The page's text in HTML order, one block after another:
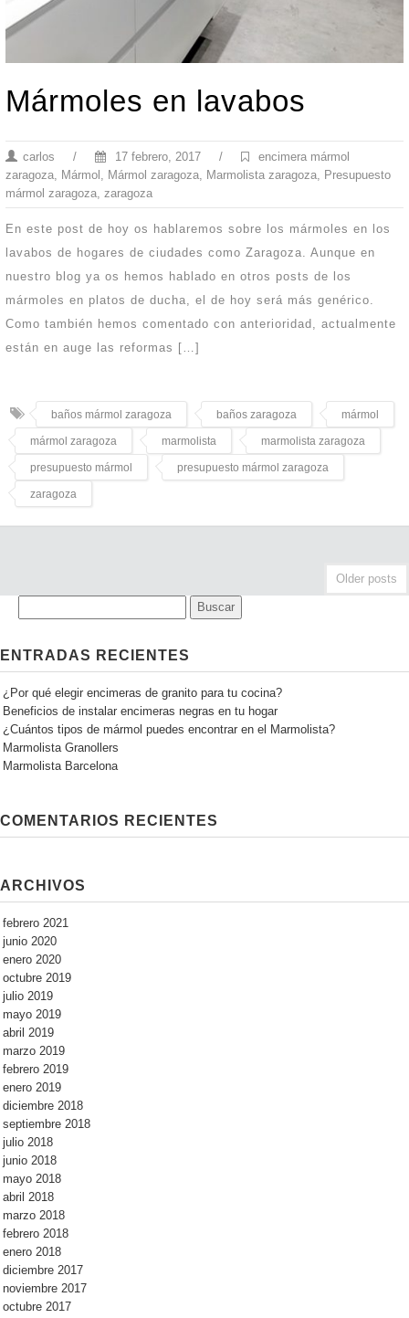
Mármoles en lavabos
carlos / 17 febrero, 2017 /
encimera mármol
zaragoza, Mármol , Mármol zaragoza, Marmolista zaragoza, Presupuesto
mármol zaragoza, zaragoza
En este post de hoy os hablaremos sobre los mármoles en los
lavabos de hogares de ciudades como Zaragoza. Aunque en
nuestro blog ya os hemos hablado en otros posts de los
mármoles en platos de ducha, el de hoy será más genérico.
Como también hemos comentado con anterioridad, actualmente
están en auge las reformas […]
baños mármol zaragoza baños zaragoza mármol
mármol zaragoza marmolista marmolista zaragoza
presupuesto mármol presupuesto mármol zaragoza
zaragoza
Older posts
ENTRADAS RECIENTES
¿Por qué elegir encimeras de granito para tu cocina?
Beneficios de instalar encimeras negras en tu hogar
¿Cuántos tipos de mármol puedes encontrar en el Marmolista?
Marmolista Granollers
Marmolista Barcelona
COMENTARIOS RECIENTES
ARCHIVOS
febrero 2021
junio 2020
enero 2020
octubre 2019
julio 2019
mayo 2019
abril 2019
marzo 2019
febrero 2019
enero 2019
diciembre 2018
septiembre 2018
julio 2018
junio 2018
mayo 2018
abril 2018
marzo 2018
febrero 2018
enero 2018
diciembre 2017
noviembre 2017
octubre 2017